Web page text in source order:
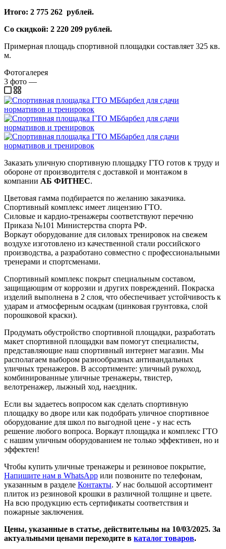
Итого: 2 775 262 рублей.
Со скидкой: 2 220 209 рублей.
Примерная площадь спортивной площадки составляет 325 кв.
м.
Фотогалерея
3 фото —
Заказать уличную спортивную площадку ГТО готов к труду и
обороне от производителя с доставкой и монтажом в
компании АБ ФИТНЕС.
Цветовая гамма подбирается по желанию заказчика.
Спортивный комплекс имеет лицензию ГТО.
Силовые и кардио-тренажеры соответствуют перечню
Приказа №101 Министерства спорта РФ.
Воркаут оборудование для силовых тренировок на свежем
воздухе изготовлено из качественной стали российского
производства, а разработано совместно с профессиональными
тренерами и спортсменами.
Спортивный комплекс покрыт специальным составом,
защищающим от коррозии и других повреждений. Покраска
изделий выполнена в 2 слоя, что обеспечивает устойчивость к
ударам и атмосферным осадкам (цинковая грунтовка, слой
порошковой краски).
Продумать обустройство спортивной площадки, разработать
макет спортивной площадки вам помогут специалисты,
представляющие наш спортивный интернет магазин. Мы
располагаем выбором разнообразных антивандальных
уличных тренажеров. В ассортименте: уличный рукоход,
комбинированные уличные тренажеры, твистер,
велотренажер, лыжный ход, наездник.
Если вы задаетесь вопросом как сделать спортивную
площадку во дворе или как подобрать уличное спортивное
оборудование для школ по выгодной цене - у нас есть
решение любого вопроса. Воркаут площадка и комплекс ГТО
с нашим уличным оборудованием не только эффективен, но и
эффектен!
Чтобы купить уличные тренажеры и резиновое покрытие,
Напишите нам в WhatsApp или позвоните по телефонам,
указанным в разделе Контакты. У нас большой ассортимент
плиток из резиновой крошки в различной толщине и цвете.
На всю продукцию есть сертификаты соответствия и
пожарные заключения.
Цены, указанные в статье, действительны на 10/03/2025. За
актуальными ценами переходите в каталог товаров.